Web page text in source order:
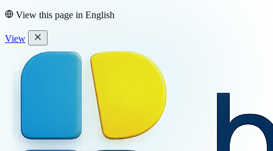
View this page in English
View